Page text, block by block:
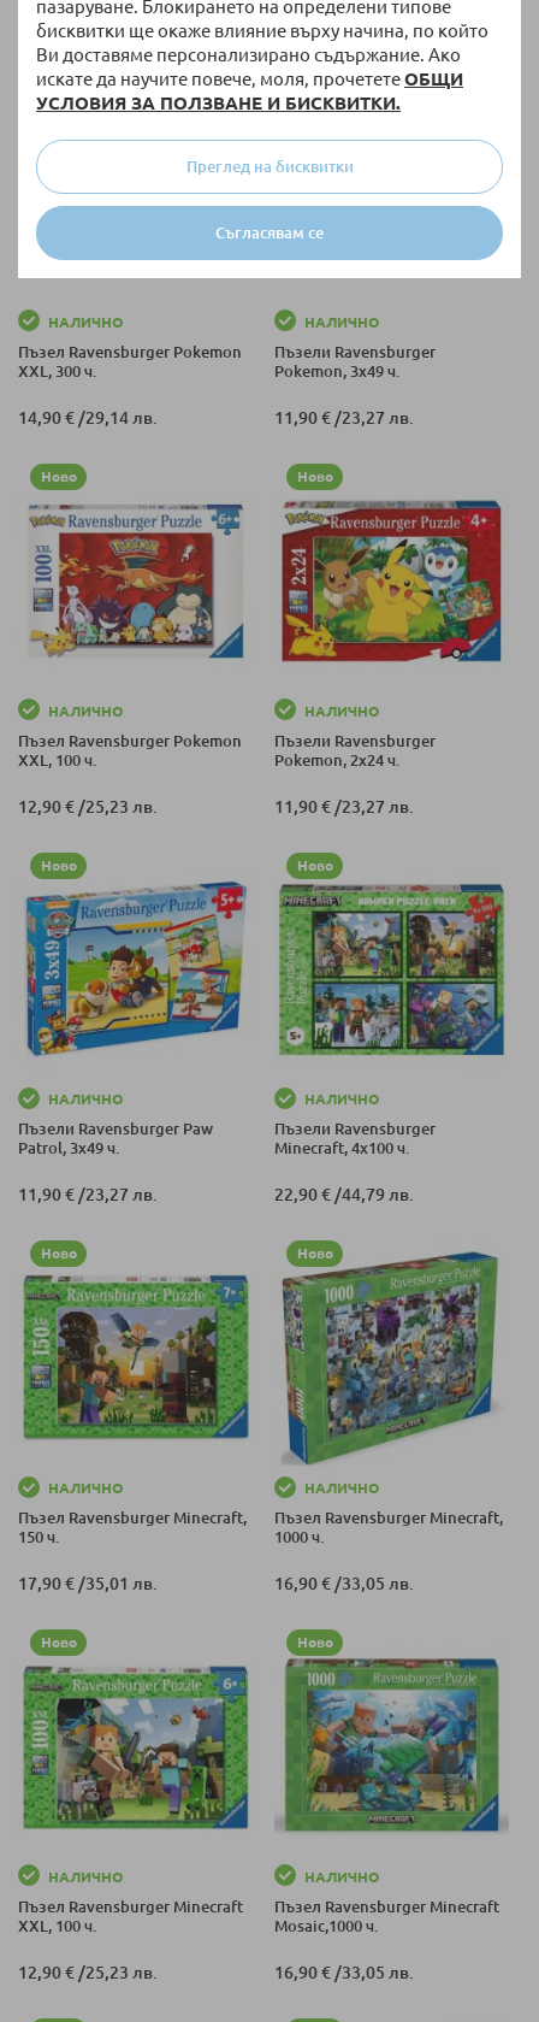
пазаруване. Блокирането на определени типове
бисквитки ще окаже влияние върху начина, по който
Ви доставяме персонализирано съдържание. Ако
искате да научите повече, моля, прочететеОБЩИ
УСЛОВИЯ ЗА ПОЛЗВАНЕ И БИСКВИТКИ.
Съгласявам се
Преглед на бисквитки
12,90 €/25,23 лв. 14,90 €/ 29,14 лв.
Ново
НАЛИЧНО
Пъзел Ravensburger Pokemon
XXL, 300 ч.
14,90 € /29,14 лв.
Ново
НАЛИЧНО
Пъзели Ravensburger
Pokemon, 3х49 ч.
11,90 € /23,27 лв.
Ново
НАЛИЧНО
Пъзел Ravensburger Pokemon
XXL, 100 ч.
12,90 € /25,23 лв.
Ново
НАЛИЧНО
Пъзели Ravensburger
Pokemon, 2х24 ч.
11,90 € /23,27 лв.
Ново
НАЛИЧНО
Пъзели Ravensburger Paw
Patrol, 3х49 ч.
11,90 €/23,27 лв.
Ново
НАЛИЧНО
Пъзели Ravensburger
Minecraft, 4х100 ч.
22,90 €/44,79 лв.
Ново
НАЛИЧНО
Пъзел Ravensburger Minecraft,
150 ч.
17,90 € /35,01 лв.
Ново
НАЛИЧНО
Пъзел Ravensburger Minecraft,
1000 ч.
16,90 € /33,05 лв.
Ново
НАЛИЧНО
Пъзел Ravensburger Minecraft
XXL, 100 ч.
12,90 € /25,23 лв.
Ново
НАЛИЧНО
Пъзел Ravensburger Minecraft
Mosaic,1000 ч.
16,90 € /33,05 лв.